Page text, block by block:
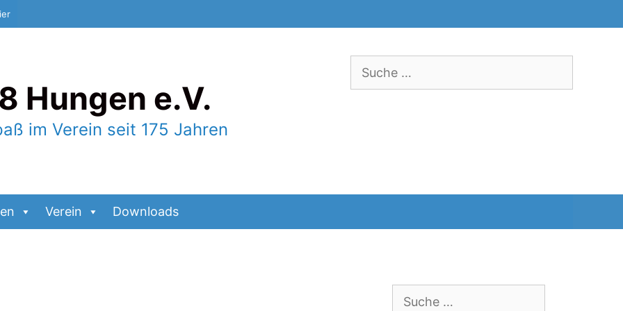
Suche
nach:
Hungen e.V.
im Verein seit 175 Jahren
Verein Downloads
Suche